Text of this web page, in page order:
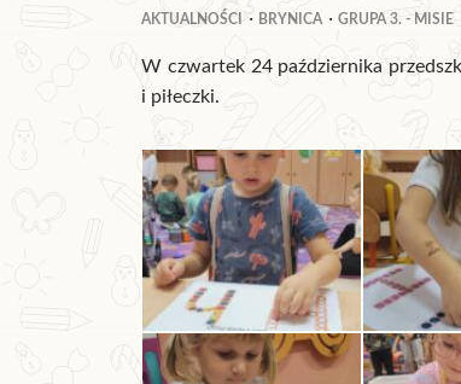
AKTUALNOŚCI BRYNICA GRUPA 3. - MISIE
W czwartek 24 października
i piłeczki.